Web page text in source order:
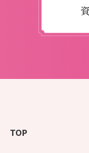
TOP